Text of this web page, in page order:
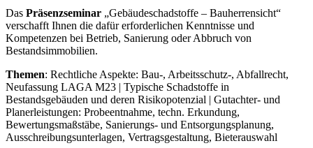
Das Präsenzseminar „Gebäudeschadstoffe – Bauherrensicht“
verschafft Ihnen die dafür erforderlichen Kenntnisse und
Kompetenzen bei Betrieb, Sanierung oder Abbruch von
Bestandsimmobilien.
Themen: Rechtliche Aspekte: Bau-, Arbeitsschutz-, Abfallrecht,
Neufassung LAGA M23 | Typische Schadstoffe in
Bestandsgebäuden und deren Risikopotenzial | Gutachter- und
Planerleistungen: Probeentnahme, techn. Erkundung,
Bewertungsmaßstäbe, Sanierungs- und Entsorgungsplanung,
Ausschreibungsunterlagen, Vertragsgestaltung, Bieterauswahl